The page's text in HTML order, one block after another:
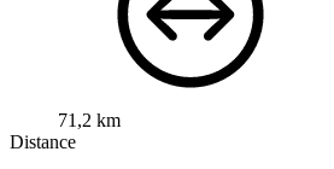
71,2 km
Distance